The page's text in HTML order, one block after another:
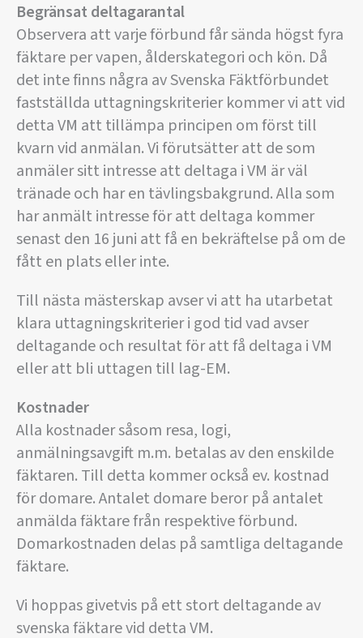
Begränsat deltagarantal
Observera att varje förbund får sända högst fyra
fäktare per vapen, ålderskategori och kön. Då
det inte finns några av Svenska Fäktförbundet
fastställda uttagningskriterier kommer vi att vid
detta VM att tillämpa principen om först till
kvarn vid anmälan. Vi förutsätter att de som
anmäler sitt intresse att deltaga i VM är väl
tränade och har en tävlingsbakgrund. Alla som
har anmält intresse för att deltaga kommer
senast den 16 juni att få en bekräftelse på om de
fått en plats eller inte.
Till nästa mästerskap avser vi att ha utarbetat
klara uttagningskriterier i god tid vad avser
deltagande och resultat för att få deltaga i VM
eller att bli uttagen till lag-EM.
Kostnader
Alla kostnader såsom resa, logi,
anmälningsavgift m.m. betalas av den enskilde
fäktaren. Till detta kommer också ev. kostnad
för domare. Antalet domare beror på antalet
anmälda fäktare från respektive förbund.
Domarkostnaden delas på samtliga deltagande
fäktare.
Vi hoppas givetvis på ett stort deltagande av
svenska fäktare vid detta VM.